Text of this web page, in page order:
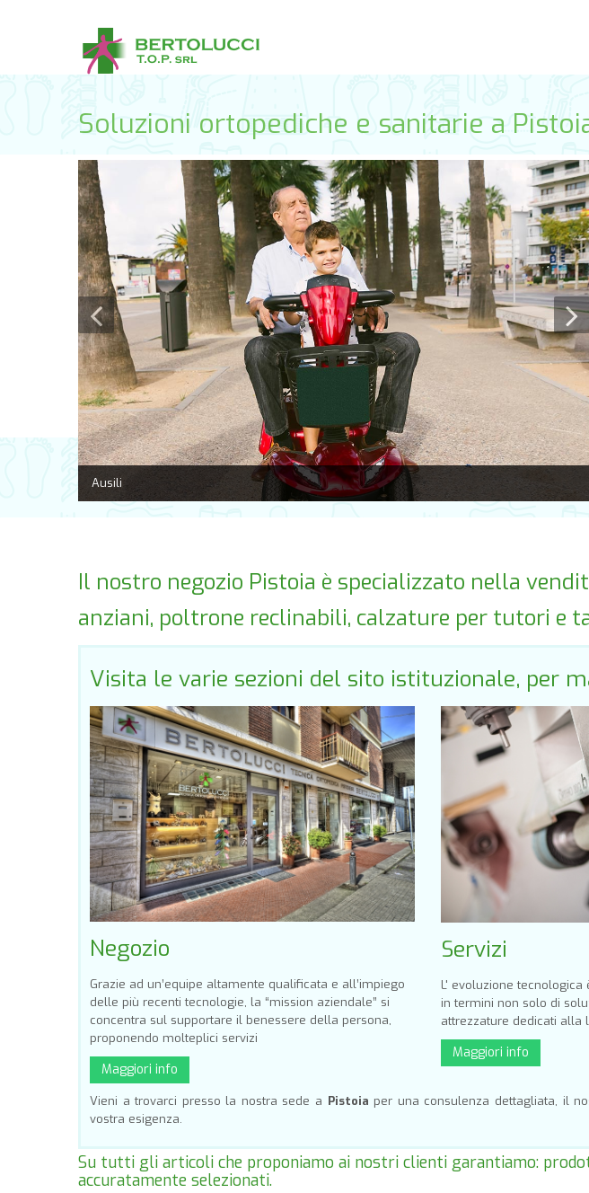
Soluzioni ortopediche e sanitarie a
Ausili
Il nostro negozio Pistoia è specializzato nella
anziani, poltrone reclinabili, calzature per tutori e
Visita le varie sezioni del sito istituzionale, per
Negozio
Grazie ad un’equipe altamente qualificata e all’impiego
delle più recenti tecnologie, la “mission aziendale” si
concentra sul supportare il benessere della persona,
proponendo molteplici servizi
Maggiori info
Servizi
L' evoluzione
in termini non solo di
attrezzature dedicati alla
Maggiori info
Vieni a trovarci presso la nostra sede a Pistoia per una consulenza dettagliata, il
vostra esigenza.
Su tutti gli articoli che proponiamo ai nostri clienti garantiamo:
accuratamente selezionati.